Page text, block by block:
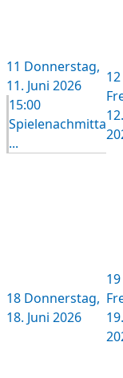
11 Donnerstag,
11. Juni 2026
15:00
Spielenachmitta
...
12
18 Donnerstag,
18. Juni 2026
19